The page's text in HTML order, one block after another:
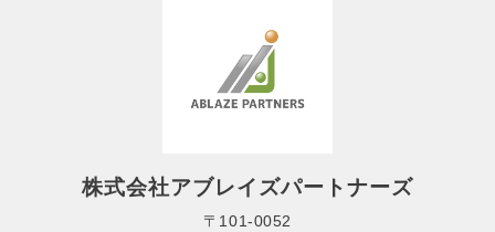
株式会社アブレイズパートナーズ
〒101-0052